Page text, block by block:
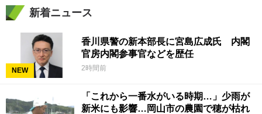
新着ニュース
NEW
香川県警の新本部長に宮島広成氏 内閣
官房内閣参事官などを歴任
2時間前
「これから一番水がいる時期…」少雨が
新米にも影響…岡山市の農園で穂が枯れ